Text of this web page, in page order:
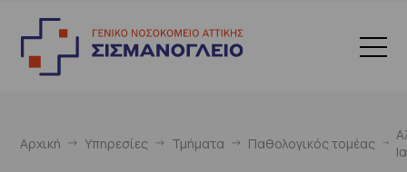
Αρχική Υπηρεσίες Τμήματα Παθολογικός τομέας